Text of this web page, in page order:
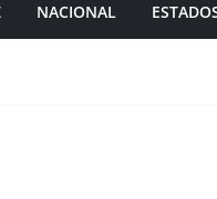
NACIONAL